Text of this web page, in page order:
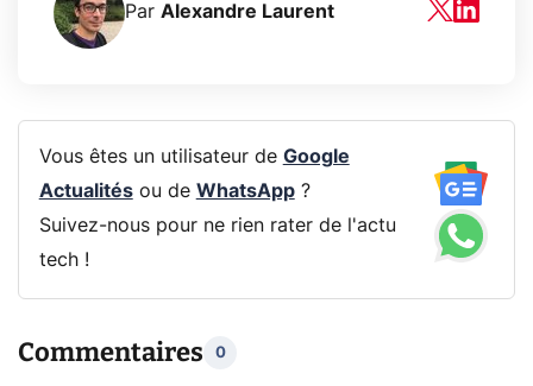
Par Alexandre Laurent
Vous êtes un utilisateur de Google
Actualitésou de WhatsApp?
Suivez-nous pour ne rien rater de l'actu
tech !
Commentaires 0